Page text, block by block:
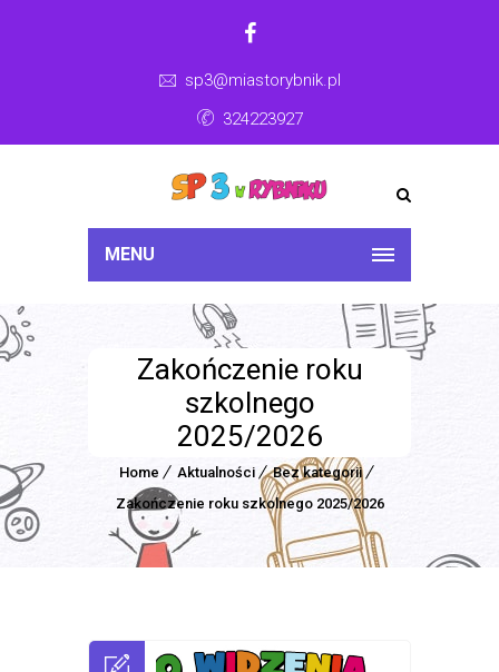
sp3@miastorybnik.pl
324223927
MENU
Zakończenie roku
szkolnego
2025/2026
Home Aktualności
Bez kategorii
Zakończenie roku szkolnego 2025/2026